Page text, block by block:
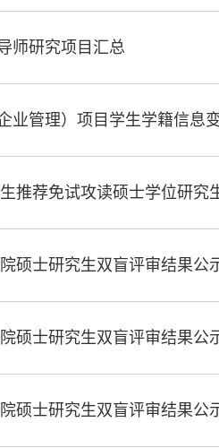
师研究项目汇总
业管理）项目学生学籍信息
推荐免试攻读硕士学位研究
硕士研究生双盲评审结果公
硕士研究生双盲评审结果公
硕士研究生双盲评审结果公